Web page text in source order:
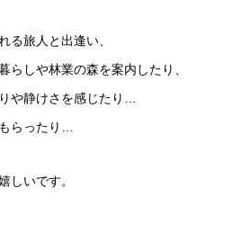
る旅人と出逢い、
らしや林業の森を案内したり、
や静けさを感じたり…
らったり…
しいです。